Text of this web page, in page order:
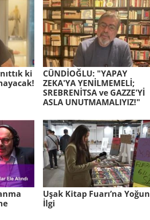
ki
CÜNDİOĞLU: "YAPAY
ZEKA'YA YENİLMEMELİ;
SREBRENİTSA ve GAZZE'Yİ
ASLA UNUTMAMALIYIZ!"
Uşak Kitap Fuarı’na Yoğun
İlgi